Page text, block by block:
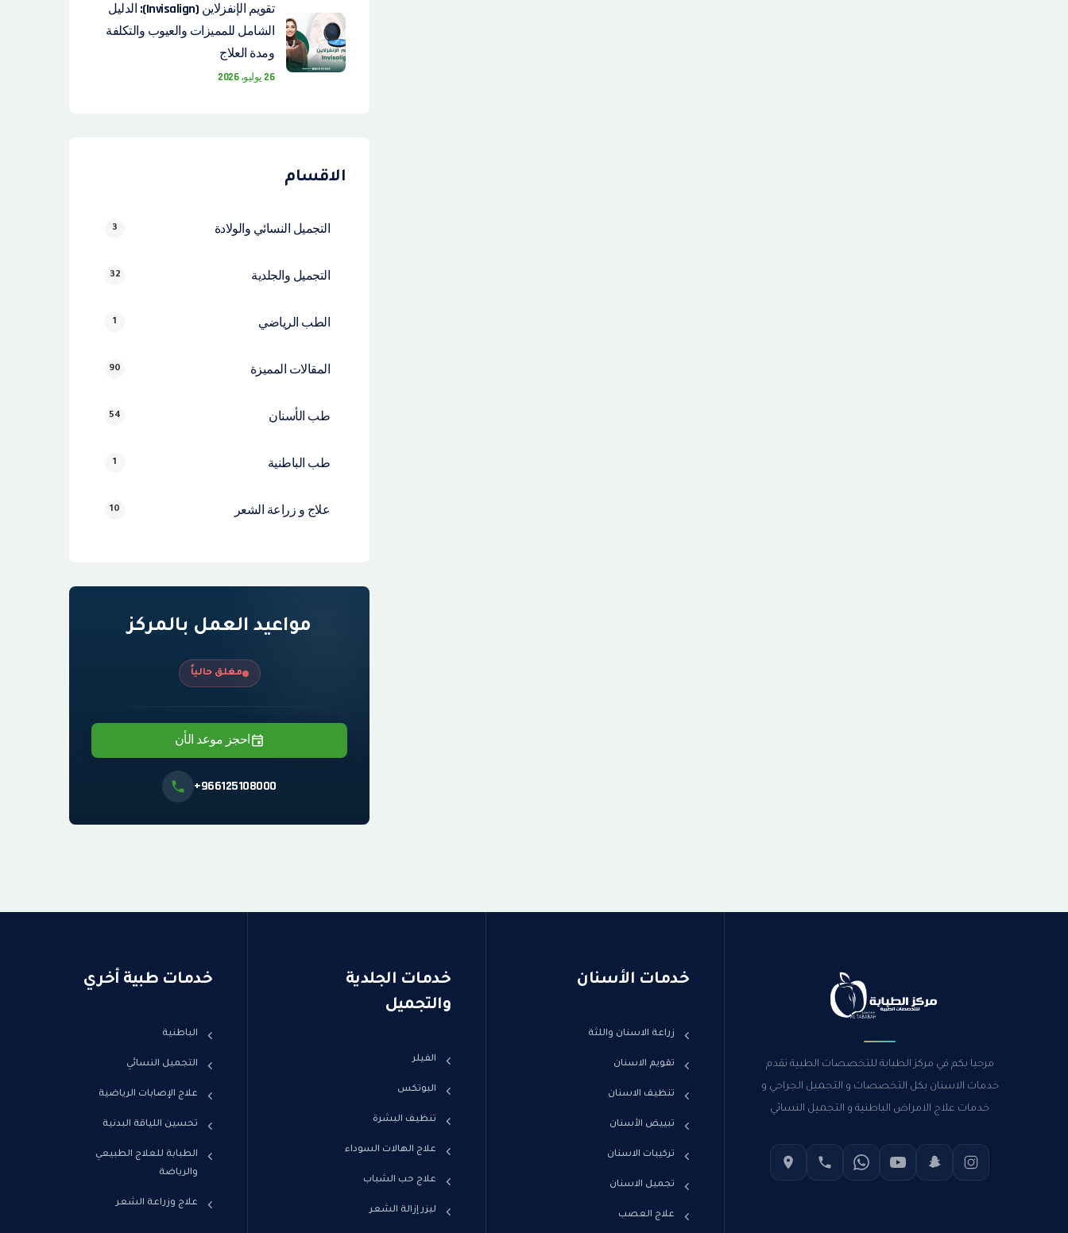
تقويم الإنفزلاين (Invisalign): الدليل
الشامل للمميزات والعيوب والتكلفة
ومدة العلاج
26 يوليو، 2026
الاقسام
التجميل النسائي والولادة 3
التجميل والجلدية 32
الطب الرياضي 1
المقالات المميزة 90
طب الأسنان 54
طب الباطنية 1
علاج و زراعة الشعر 10
مواعيد العمل بالمركز
مغلق حالياً
احجز موعد الأن
+966125108000
مرحبا بكم في مركز الطبابة للتخصصات الطبية نقدم
خدمات الاسنان بكل التخصصات و التجميل الجراحي و
خدمات علاج الامراض الباطنية و التجميل النسائي
خدمات الأسنان
زراعة الاسنان واللثة
تقويم الاسنان
تنظيف الاسنان
تبييض الأسنان
تركيبات الاسنان
تجميل الاسنان
علاج العصب
خدمات الجلدية
والتجميل
الفيلر
البوتكس
تنظيف البشرة
علاج الهالات السوداء
علاج حب الشباب
ليزر إزالة الشعر
خدمات طبية أخري
الباطنية
التجميل النسائي
علاج الإصابات الرياضية
تحسين اللياقة البدنية
الطبابة للعلاج الطبيعي
والرياضة
علاج وزراعة الشعر